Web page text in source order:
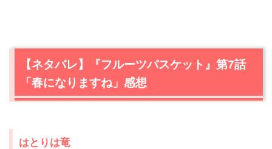
【ネタバレ】『フルーツバスケット』第7話
「春になりますね」感想
はとりは竜